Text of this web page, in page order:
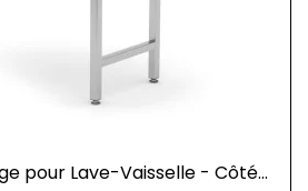
pour Lave-Vaisselle - Côté...